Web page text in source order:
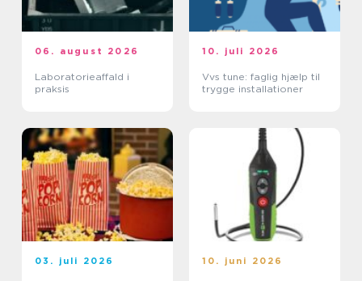
06. august 2026
Laboratorieaffald i
praksis
10. juli 2026
Vvs tune: faglig hjælp til
trygge installationer
03. juli 2026 10. juni 2026